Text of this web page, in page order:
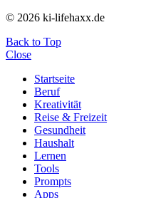
© 2026 ki-lifehaxx.de
Back to Top
Close
Startseite
Beruf
Kreativität
Reise & Freizeit
Gesundheit
Haushalt
Lernen
Tools
Prompts
Apps